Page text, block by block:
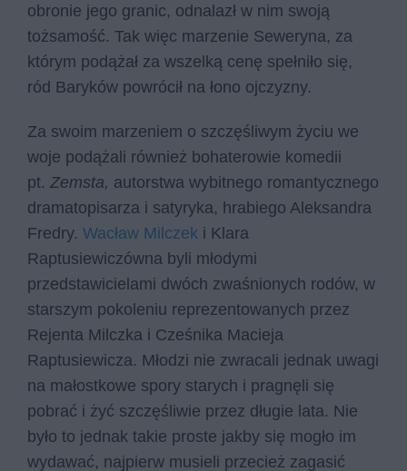
obronie jego granic, odnalazł w nim swoją
tożsamość. Tak więc marzenie Seweryna, za
którym podążał za wszelką cenę spełniło się,
ród Baryków powrócił na łono ojczyzny.
Za swoim marzeniem o szczęśliwym życiu we
woje podążali również bohaterowie komedii
pt. Zemsta, autorstwa wybitnego romantycznego
dramatopisarza i satyryka, hrabiego Aleksandra
Fredry. Wacław Milczek i Klara
Raptusiewiczówna byli młodymi
przedstawicielami dwóch zwaśnionych rodów, w
starszym pokoleniu reprezentowanych przez
Rejenta Milczka i Cześnika Macieja
Raptusiewicza. Młodzi nie zwracali jednak uwagi
na małostkowe spory starych i pragnęli się
pobrać i żyć szczęśliwie przez długie lata. Nie
było to jednak takie proste jakby się mogło im
wydawać, najpierw musieli przecież zagasić